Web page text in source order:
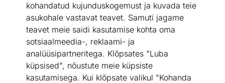
kohandatud kujunduskogemust ja kuvada teie
asukohale vastavat teavet. Samuti jagame
teavet meie saidi kasutamise kohta oma
sotsiaalmeedia-, reklaami- ja
analüüsipartneritega. Klõpsates "Luba
küpsised", nõustute meie küpsiste
kasutamisega. Kui klõpsate valikul "Kohanda